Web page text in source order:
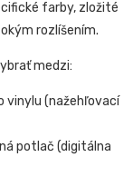
farby, zložité
rozlíšením.
medzi:
vinylu (nažehľovací
potlač (digitálna